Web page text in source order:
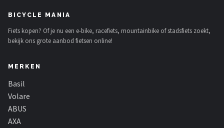
ABUS
AXA
New Looxs
BBB Cycling
Schwalbe
BICYCLE MANIA
Fiets kopen? Of je nu een e-bike, racefiets, mountainbike of stadsfiets zoekt,
bekijk ons grote aanbod fietsen online!
MERKEN
Basil
Volare
ABUS
AXA